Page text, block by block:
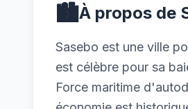
🏙️À propos de
Sasebo est une ville
est célèbre pour sa
Force maritime